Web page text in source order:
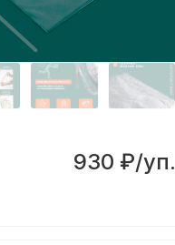
930 ₽/уп.